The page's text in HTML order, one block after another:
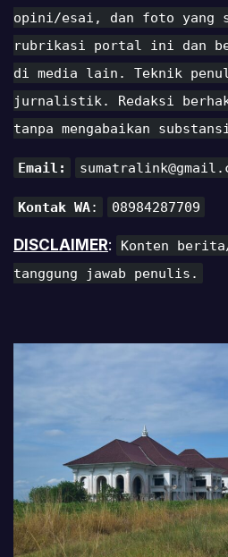
opini/esai, dan foto yang
rubrikasi portal ini dan
di media lain. Teknik
jurnalistik. Redaksi berhak
tanpa mengabaikan
Email:
Kontak WA: 08984287709
DISCLAIMER:
Konten
tanggung jawab penulis.